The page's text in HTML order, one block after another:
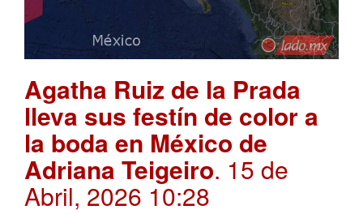
Agatha Ruiz de la Prada
lleva sus festín de color a
la boda en México de
Adriana Teigeiro. 15 de
Abril, 2026 10:28